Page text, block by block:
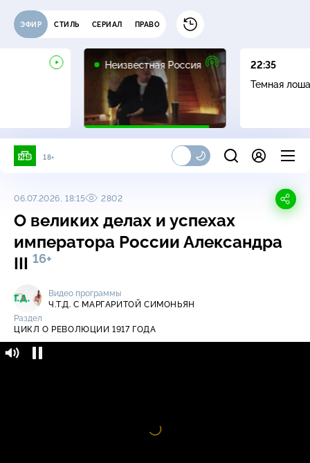
ЭФИР СТИЛЬ СЕРИАЛ ПРАВО
Неизвестная Россия
6+
22:35
Темная
18+
06.07.2026, 18:15 2802
О великих делах и успехах
императора России Александра
III 16+
Видео программы
Ч.T.Д. С МАРГАРИТОЙ СИМОНЬЯН
Раздел
ЦИКЛ О РЕВОЛЮЦИИ 1917 ГОДА
Видео
проигрыватель